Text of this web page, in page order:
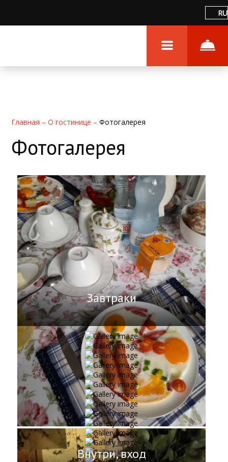
RU
Главная –О гостинице –Фотогалерея
Фотогалерея
Завтраки
Внутри, вход